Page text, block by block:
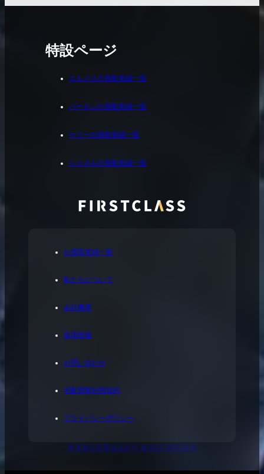
お買取実績一覧
私たちについて
会社概要
採用情報
お問い合わせ
宅配買取利用規約
プライバシーポリシー
東京都公安委員会許可 第304371805541号
特設ページ
エルメスの買取実績一覧
バーキンの買取実績一覧
ケリーの買取実績一覧
シャネルの買取実績一覧